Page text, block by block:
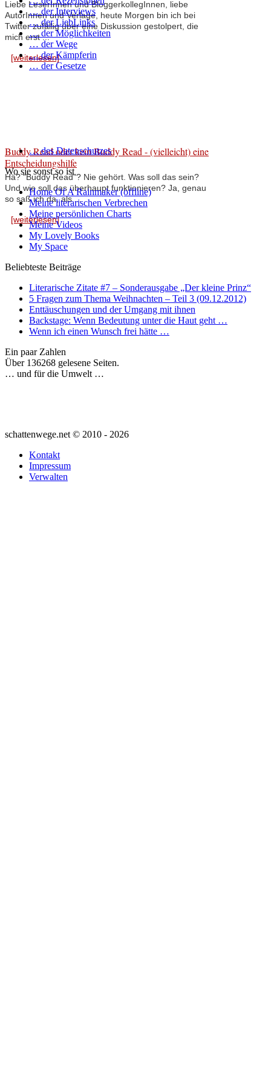
Liebe LeserInnen und BloggerkollegInnen, liebe
AutorInnen und Verlage, heute Morgen bin ich bei
Twitter zufällig über eine Diskussion gestolpert, die
mich erst ...
[weiterlesen]
Buddy Read oder kein Buddy Read - (vielleicht) eine
Entscheidungshilfe
Hä? "Buddy Read"? Nie gehört. Was soll das sein?
Und wie soll das überhaupt funktionieren? Ja, genau
so saß ich da, als ...
[weiterlesen]
… der Interviews
… der LiebLinks
… der Möglichkeiten
… der Wege
… der Kämpferin
… der Gesetze
… des Datenschutzes
Wo sie sonst so ist
Home Of A Rainmaker (offline)
Meine literarischen Verbrechen
Meine persönlichen Charts
Meine Videos
My Lovely Books
My Space
Beliebteste Beiträge
Literarische Zitate #7 – Sonderausgabe „Der kleine Prinz“
5 Fragen zum Thema Weihnachten – Teil 3 (09.12.2012)
Enttäuschungen und der Umgang mit ihnen
Backstage: Wenn Bedeutung unter die Haut geht …
Wenn ich einen Wunsch frei hätte …
Ein paar Zahlen
Über 136268 gelesene Seiten.
… und für die Umwelt …
schattenwege.net © 2010 - 2026
Kontakt
Impressum
Verwalten